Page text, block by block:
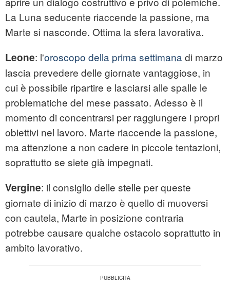
La Luna seducente riaccende la passione, ma
Marte si nasconde. Ottima la sfera lavorativa.
Leone: l'oroscopo della prima settimana di marzo
lascia prevedere delle giornate vantaggiose, in
cui è possibile ripartire e lasciarsi alle spalle le
problematiche del mese passato. Adesso è il
momento di concentrarsi per raggiungere i propri
obiettivi nel lavoro. Marte riaccende la passione,
ma attenzione a non cadere in piccole tentazioni,
soprattutto se siete già impegnati.
Vergine: il consiglio delle stelle per queste
giornate di inizio di marzo è quello di muoversi
con cautela, Marte in posizione contraria
potrebbe causare qualche ostacolo soprattutto in
ambito lavorativo.